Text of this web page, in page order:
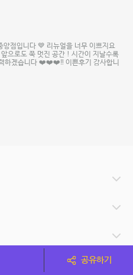
점입니다 💙 리뉴얼을 너무 이쁘지요
으로도 쭉 멋진 공간 ! 시간이 지날수록
하겠습니다 ❤️❤️❤️‼️ 이쁜후기 감사합니
공유하기